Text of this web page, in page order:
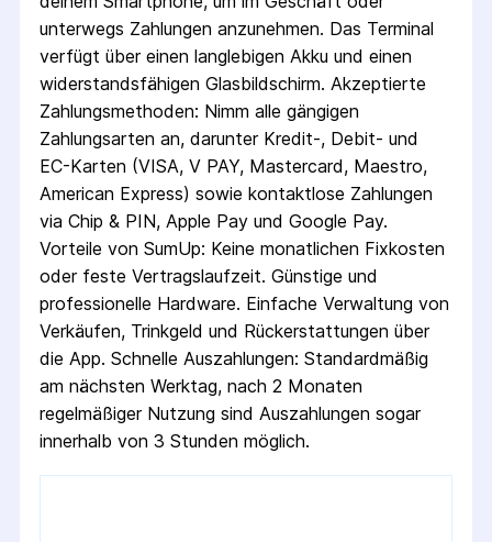
unterwegs Zahlungen anzunehmen. Das Terminal
verfügt über einen langlebigen Akku und einen
widerstandsfähigen Glasbildschirm. Akzeptierte
Zahlungsmethoden: Nimm alle gängigen
Zahlungsarten an, darunter Kredit-, Debit- und
EC-Karten (VISA, V PAY, Mastercard, Maestro,
American Express) sowie kontaktlose Zahlungen
via Chip & PIN, Apple Pay und Google Pay.
Vorteile von SumUp: Keine monatlichen Fixkosten
oder feste Vertragslaufzeit. Günstige und
professionelle Hardware. Einfache Verwaltung von
Verkäufen, Trinkgeld und Rückerstattungen über
die App. Schnelle Auszahlungen: Standardmäßig
am nächsten Werktag, nach 2 Monaten
regelmäßiger Nutzung sind Auszahlungen sogar
innerhalb von 3 Stunden möglich.